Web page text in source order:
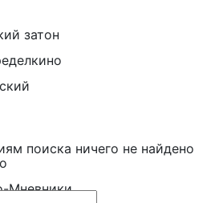
затон
Мневники
поиска ничего не найдено